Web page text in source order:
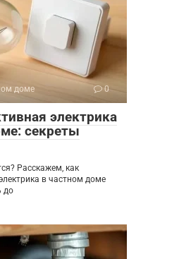
доме 0
электрика
секреты
Расскажем, как
в частном доме
до